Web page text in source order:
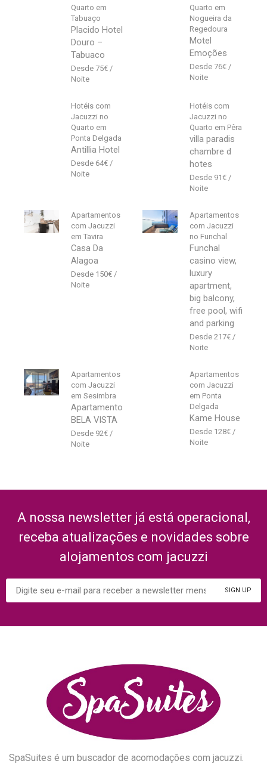
Quarto em
Tabuaço
Placido Hotel
Douro –
Tabuaco
75€
Quarto em
Nogueira da
Regedoura
Motel
Emoções
76€
Hotéis com
Jacuzzi no
Quarto em
Ponta Delgada
Antillia Hotel
64€
Hotéis com
Jacuzzi no
Quarto em Pêra
villa paradis
chambre d
hotes
91€
Apartamentos
com Jacuzzi
em Tavira
Casa Da
Alagoa
150€
Apartamentos
com Jacuzzi
no Funchal
Funchal
casino view,
luxury
apartment,
big balcony,
free pool, wifi
and parking
217€
Apartamentos
com Jacuzzi
em Sesimbra
Apartamento
BELA VISTA
92€
Apartamentos
com Jacuzzi
em Ponta
Delgada
Kame House
128€
A nossa newsletter já está operacional,
receba atualizações e novidades sobre
alojamentos com jacuzzi
SpaSuites é um buscador de acomodações com jacuzzi.